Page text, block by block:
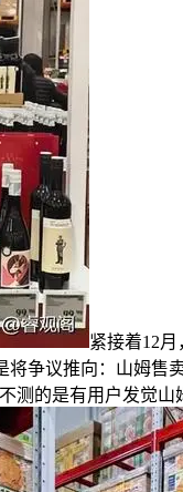
紧接着12
争议推向：山姆
的是有用户发觉